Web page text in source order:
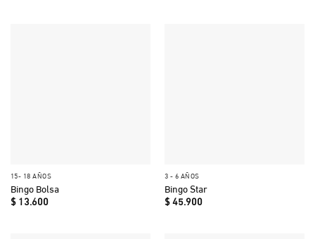
15- 18 AÑOS
Bingo Bolsa
$13.600
3 - 6 AÑOS
Bingo Star
$45.900